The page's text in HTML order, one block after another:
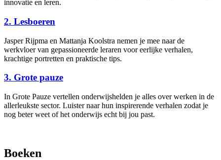
innovatie en leren.
2. Lesboeren
Jasper Rijpma en Mattanja Koolstra nemen je mee naar de
werkvloer van gepassioneerde leraren voor eerlijke verhalen,
krachtige portretten en praktische tips.
3. Grote pauze
In Grote Pauze vertellen onderwijshelden je alles over werken in de
allerleukste sector. Luister naar hun inspirerende verhalen zodat je
nog beter weet of het onderwijs echt bij jou past.
Boeken